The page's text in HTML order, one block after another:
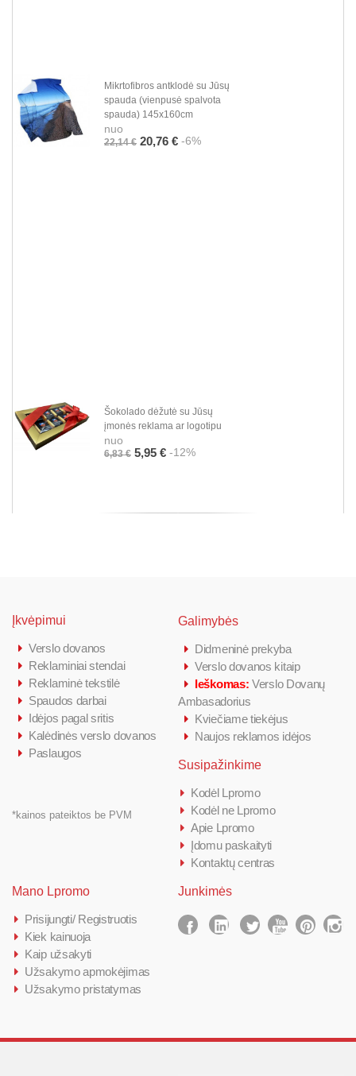
Mikrtofibros antklodė su Jūsų
spauda (vienpusė spalvota
spauda) 145x160cm
nuo
22,14 € 20,76 € -6%
Šokolado dėžutė su Jūsų
įmonės reklama ar logotipu
nuo
6,83 € 5,95 € -12%
Įkvėpimui
Verslo dovanos
Reklaminiai stendai
Reklaminė tekstilė
Spaudos darbai
Idėjos pagal sritis
Kalėdinės verslo dovanos
Paslaugos
*kainos pateiktos be PVM
Galimybės
Didmeninė prekyba
Verslo dovanos kitaip
Ieškomas: Verslo Dovanų
Ambasadorius
Kviečiame tiekėjus
Naujos reklamos idėjos
Susipažinkime
Kodėl Lpromo
Kodėl ne Lpromo
Apie Lpromo
Įdomu paskaityti
Kontaktų centras
Mano Lpromo
Prisijungti/ Registruotis
Kiek kainuoja
Kaip užsakyti
Užsakymo apmokėjimas
Užsakymo pristatymas
Junkimės